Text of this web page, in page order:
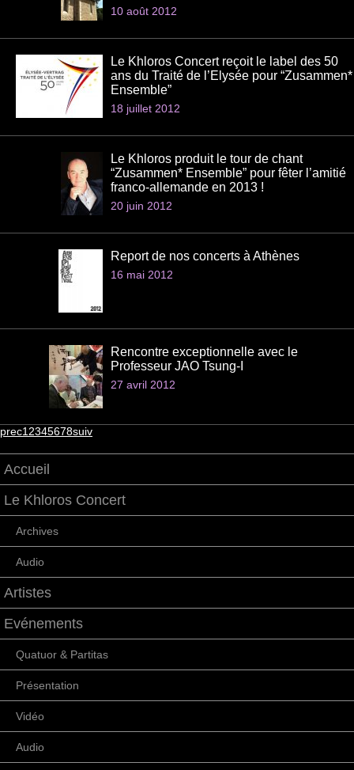
10 août 2012
Le Khloros Concert reçoit le label des 50
ans du Traité de l’Elysée pour “Zusammen*
Ensemble”
18 juillet 2012
Le Khloros produit le tour de chant
“Zusammen* Ensemble” pour fêter l’amitié
franco-allemande en 2013 !
20 juin 2012
Report de nos concerts à Athènes
16 mai 2012
Rencontre exceptionnelle avec le
Professeur JAO Tsung-I
27 avril 2012
prec1 2345678suiv
Accueil
Le Khloros Concert
Archives
Audio
Artistes
Evénements
Quatuor & Partitas
Présentation
Vidéo
Audio